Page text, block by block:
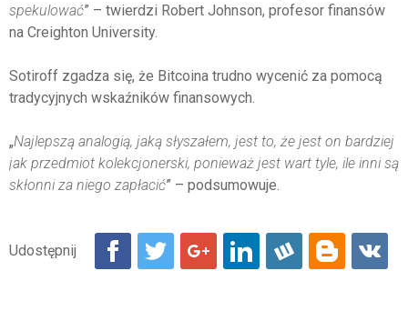
spekulować” – twierdzi Robert Johnson, profesor finansów
na Creighton University.
Sotiroff zgadza się, że Bitcoina trudno wycenić za pomocą
tradycyjnych wskaźników finansowych.
„Najlepszą analogią, jaką słyszałem, jest to, że jest on bardziej
jak przedmiot kolekcjonerski, ponieważ jest wart tyle, ile inni są
skłonni za niego zapłacić” – podsumowuje.